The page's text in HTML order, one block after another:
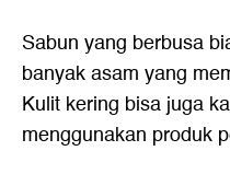
Sabun yang berbusa
banyak asam yang
Kulit kering bisa juga
menggunakan produk